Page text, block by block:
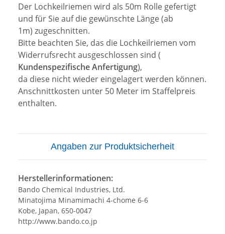
Der Lochkeilriemen wird als 50m Rolle gefertigt
und für Sie auf die gewünschte Länge (ab
1m) zugeschnitten.
Bitte beachten Sie, das die Lochkeilriemen vom
Widerrufsrecht ausgeschlossen sind (
Kundenspezifische Anfertigung),
da diese nicht wieder eingelagert werden können.
Anschnittkosten unter 50 Meter im Staffelpreis
enthalten.
Angaben zur Produktsicherheit
Herstellerinformationen:
Bando Chemical Industries, Ltd.
Minatojima Minamimachi 4-chome 6-6
Kobe, Japan, 650-0047
http://www.bando.co.jp